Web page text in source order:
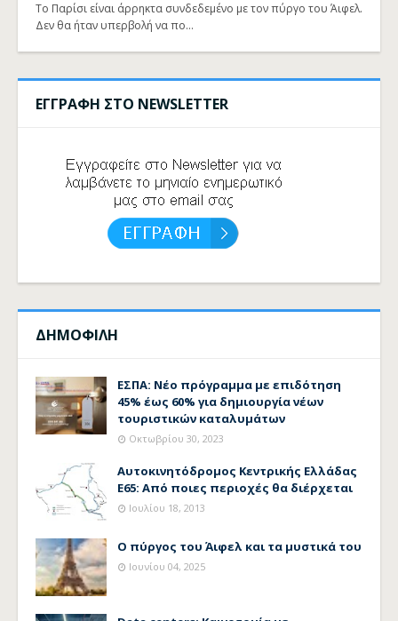
Το Παρίσι είναι άρρηκτα συνδεδεμένο με τον πύργο του Άιφελ.
Δεν θα ήταν υπερβολή να πο…
ΕΓΓΡΑΦΗ ΣΤΟ NEWSLETTER
ΔΗΜΟΦΙΛΗ
ΕΣΠΑ: Νέο πρόγραμμα με επιδότηση
45% έως 60% για δημιουργία νέων
τουριστικών καταλυμάτων
Οκτωβρίου 30, 2023
Αυτοκινητόδρομος Κεντρικής Ελλάδας
Ε65: Από ποιες περιοχές θα διέρχεται
Ιουλίου 18, 2013
Ο πύργος του Άιφελ και τα μυστικά του
Ιουνίου 04, 2025